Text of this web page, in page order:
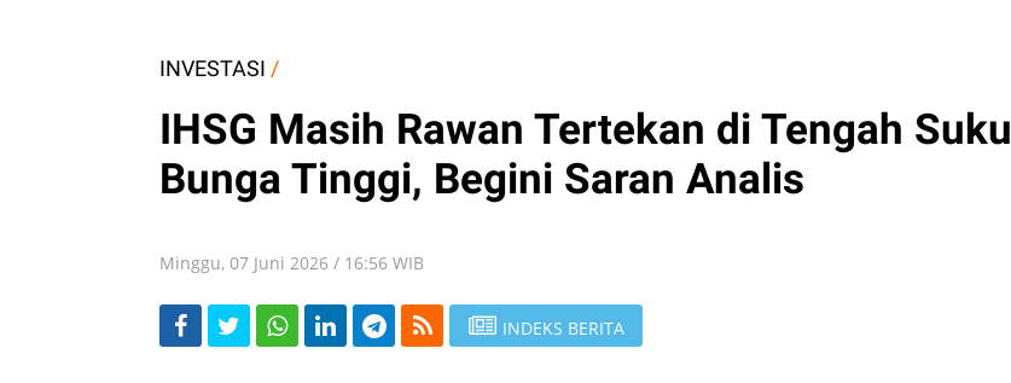
INVESTASI /
IHSG Masih Rawan Tertekan di Tengah Suku
Bunga Tinggi, Begini Saran Analis
Minggu, 07 Juni 2026 / 16:56 WIB
INDEKS BERITA